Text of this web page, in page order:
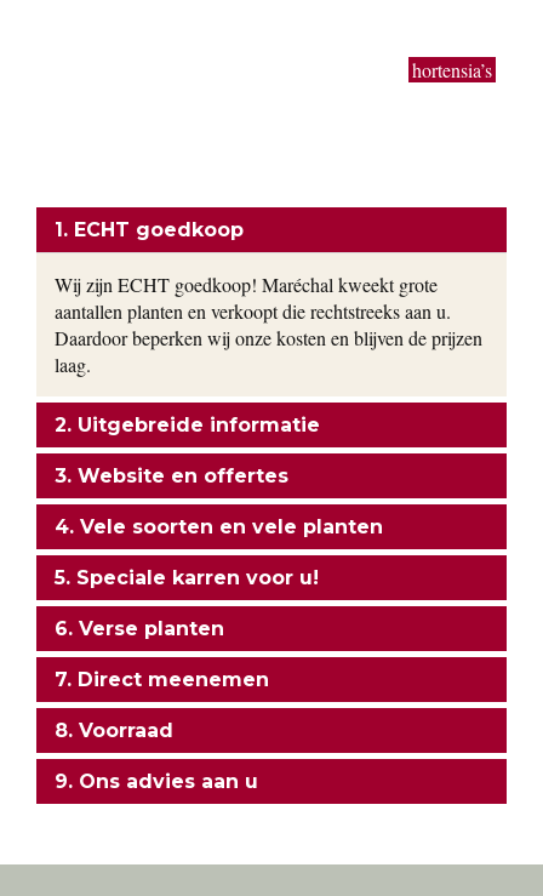
hortensia’s
1. ECHT goedkoop
Wij zijn ECHT goedkoop! Maréchal kweekt grote
aantallen planten en verkoopt die rechtstreeks aan u.
Daardoor beperken wij onze kosten en blijven de prijzen
laag.
2. Uitgebreide informatie
3. Website en offertes
4. Vele soorten en vele planten
5. Speciale karren voor u!
6. Verse planten
7. Direct meenemen
8. Voorraad
9. Ons advies aan u